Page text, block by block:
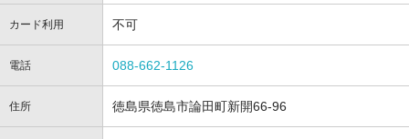
カード利用 不可
電話 088-662-1126
住所 徳島県徳島市論田町新開66-96